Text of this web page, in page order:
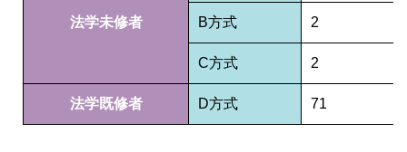
法学未修者 B方式 2
C方式 2
法学既修者 D方式 71